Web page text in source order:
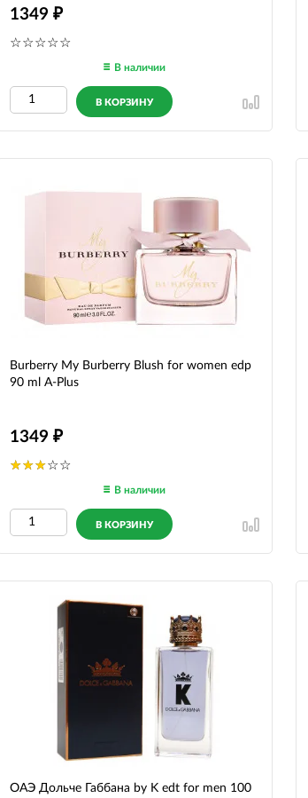
1349
В наличии
В КОРЗИНУ
Burberry My Burberry Blush for women edp
90 ml A-Plus
1349
В наличии
В КОРЗИНУ
ОАЭ Дольче Габбана by K edt for men 100